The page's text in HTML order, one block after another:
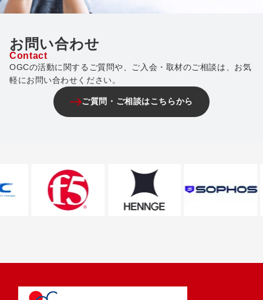
お問い合わせ
Contact
OGCの活動に関するご質問や、ご入会・取材のご相談は、お気
軽にお問い合わせください。
ご質問・ご相談はこちらから